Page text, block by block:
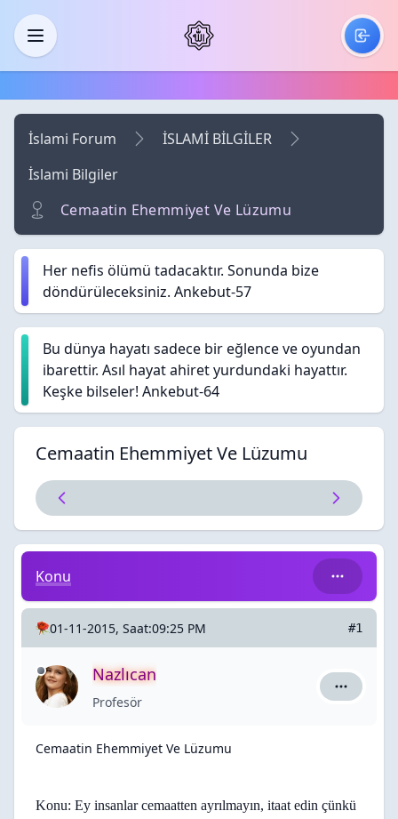
Skip to main content
Menü
İslami Forum
İSLAMİ BİLGİLER
İslami Bilgiler
Cemaatin Ehemmiyet Ve Lüzumu
Her nefis ölümü tadacaktır. Sonunda bize
döndürüleceksiniz. Ankebut-57
Bu dünya hayatı sadece bir eğlence ve oyundan
ibarettir. Asıl hayat ahiret yurdundaki hayattır.
Keşke bilseler! Ankebut-64
Cemaatin Ehemmiyet Ve Lüzumu
Cemaatin Ehemmiyet Ve Lüzumu
Konu
01-11-2015, Saat:09:25 PM #1
Nazlıcan
Profesör Nazlıcan
Cemaatin Ehemmiyet Ve Lüzumu
Konu: Ey insanlar cemaatten ayrılmayın, itaat edin çünkü